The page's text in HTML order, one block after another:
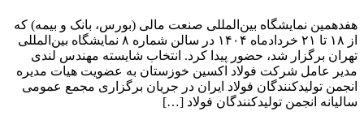
هفدهمین نمایشگاه بین‌المللی صنعت مالی (بورس، بانک و بیمه) که
از ۱۸ تا ۲۱ خردادماه ۱۴۰۴ در سالن شماره ۸ نمایشگاه بین‌المللی
تهران برگزار شد، حضور پیدا کرد. انتخاب شایسته مهندس لندی
مدیر عامل شرکت فولاد اکسین خوزستان به عضویت هیات مدیره
انجمن تولیدکنندگان فولاد ایران در جریان برگزاری مجمع عمومی
سالیانه انجمن تولیدکنندگان فولاد […]